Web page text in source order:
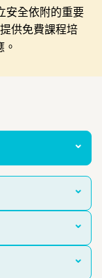
安全依附的重要
供免費課程培